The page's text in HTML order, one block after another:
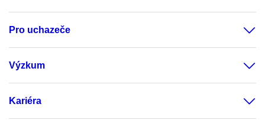
Pro uchazeče
Výzkum
Kariéra